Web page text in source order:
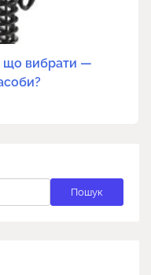
що вибрати —
Пошук